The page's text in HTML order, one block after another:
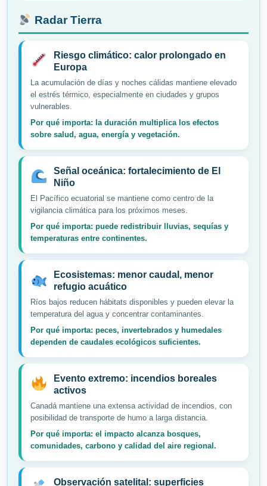
Radar Tierra
Riesgo climático: calor prolongado en
Europa
La acumulación de días y noches cálidas mantiene elevado
el estrés térmico, especialmente en ciudades y grupos
vulnerables.
Por qué importa: la duración multiplica los efectos
sobre salud, agua, energía y vegetación.
Señal oceánica: fortalecimiento de El
Niño
El Pacífico ecuatorial se mantiene como centro de la
vigilancia climática para los próximos meses.
Por qué importa: puede redistribuir lluvias, sequías y
temperaturas entre continentes.
Ecosistemas: menor caudal, menor
refugio acuático
Ríos bajos reducen hábitats disponibles y pueden elevar la
temperatura del agua y concentrar contaminantes.
Por qué importa: peces, invertebrados y humedales
dependen de caudales ecológicos suficientes.
Evento extremo: incendios boreales
activos
Canadá mantiene una extensa actividad de incendios, con
posibilidad de transporte de humo a larga distancia.
Por qué importa: el impacto alcanza bosques,
comunidades, carbono y calidad del aire regional.
Observación satelital: superficies